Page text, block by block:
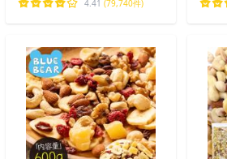
4.41 (79,740件)